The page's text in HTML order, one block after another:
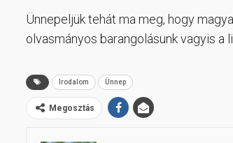
Ünnepeljük tehát ma meg, hogy
olvasmányos barangolásunk vagyis
Irodalom Ünnep
Megosztás